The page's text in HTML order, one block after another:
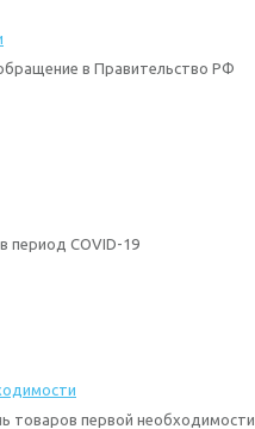
в Правительство РФ
период COVID-19
товаров первой необходимости